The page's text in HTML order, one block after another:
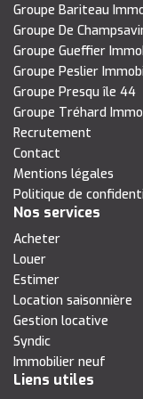
Groupe Bariteau
Groupe De
Groupe Gueffier
Groupe Peslier
Groupe Presqu île 44
Groupe Tréhard
Recrutement
Contact
Mentions légales
Politique de
Nos services
Acheter
Louer
Estimer
Location saisonnière
Gestion locative
Syndic
Immobilier neuf
Liens utiles